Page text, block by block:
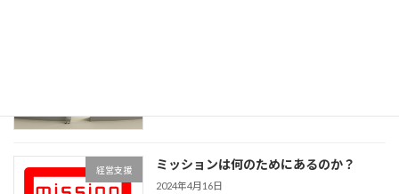
経営支援 ミッションは何のためにあるのか？
2024年4月16日